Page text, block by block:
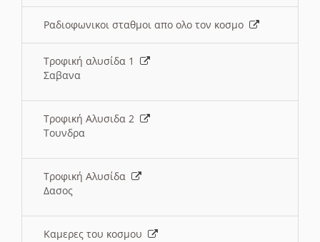
Ραδιοφωνικοι σταθμοι απο ολο τον κοσμο
Τροφική αλυσίδα 1
Σαβανα
Τροφική Αλυσιδα 2
Τουνδρα
Τροφική Αλυσίδα
Δασος
Καμερες του κοσμου